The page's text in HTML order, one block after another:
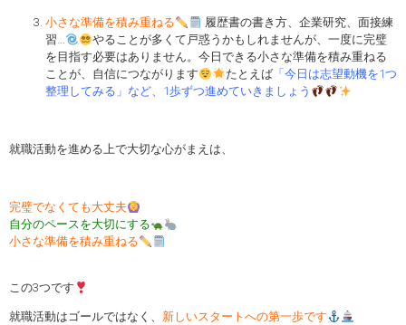
小さな準備を積み重ねる
履歴書の書き方、企業研究、面接練
習…
やることが多くて戸惑うかもしれませんが、一度に完璧
を目指す必要はありません。今日できる小さな準備を積み重ねる
ことが、自信につながります
たとえば「今日は志望動機を1つ
整理してみる」など、1歩ずつ進めていきましょう
就職活動を進める上で大切な心がまえは、
完璧でなくても大丈夫
自分のペースを大切にする
小さな準備を積み重ねる
この3つです
就職活動はゴールではなく、 新しいスタートへの第一歩です